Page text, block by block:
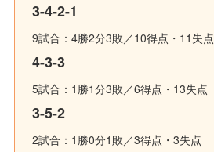
3-4-2-1
9試合：4勝2分3敗／10得点・11失点
4-3-3
5試合：1勝1分3敗／6得点・13失点
3-5-2
2試合：1勝0分1敗／3得点・3失点